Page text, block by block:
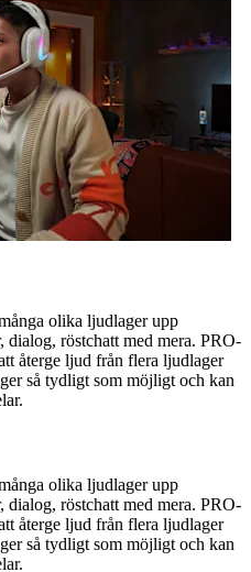
olika ljudlager upp
röstchatt med mera. PRO-
återge ljud från flera ljudlager
så tydligt som möjligt och kan
olika ljudlager upp
röstchatt med mera. PRO-
återge ljud från flera ljudlager
så tydligt som möjligt och kan